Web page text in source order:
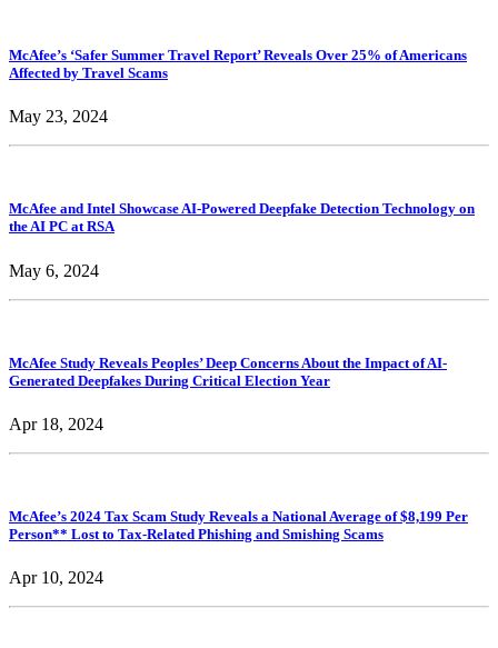
McAfee’s ‘Safer Summer Travel Report’ Reveals Over 25% of Americans
Affected by Travel Scams
May 23, 2024
McAfee and Intel Showcase AI-Powered Deepfake Detection Technology on
the AI PC at RSA
May 6, 2024
McAfee Study Reveals Peoples’ Deep Concerns About the Impact of AI-
Generated Deepfakes During Critical Election Year
Apr 18, 2024
McAfee’s 2024 Tax Scam Study Reveals a National Average of $8,199 Per
Person** Lost to Tax-Related Phishing and Smishing Scams
Apr 10, 2024